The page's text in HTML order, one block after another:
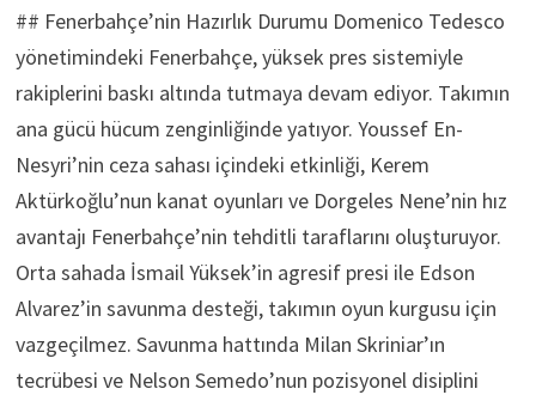
## Fenerbahçe’nin Hazırlık Durumu Domenico Tedesco
yönetimindeki Fenerbahçe, yüksek pres sistemiyle
rakiplerini baskı altında tutmaya devam ediyor. Takımın
ana gücü hücum zenginliğinde yatıyor. Youssef En-
Nesyri’nin ceza sahası içindeki etkinliği, Kerem
Aktürkoğlu’nun kanat oyunları ve Dorgeles Nene’nin hız
avantajı Fenerbahçe’nin tehditli taraflarını oluşturuyor.
Orta sahada İsmail Yüksek’in agresif presi ile Edson
Alvarez’in savunma desteği, takımın oyun kurgusu için
vazgeçilmez. Savunma hattında Milan Skriniar’ın
tecrübesi ve Nelson Semedo’nun pozisyonel disiplini